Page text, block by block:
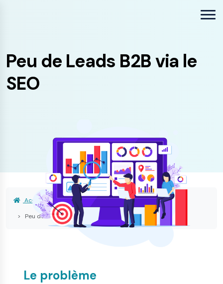
Peu de Leads B2B via le
SEO
Accueil
Problèmes & Solutions SEO
Peu de leads B2B via le SEO : comment améliorer
Le problème